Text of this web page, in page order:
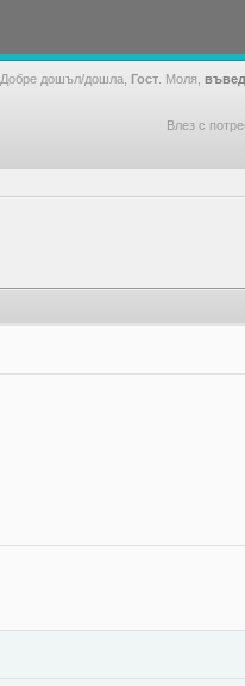
Добре дошъл/дошла, Гост . Моля,
Влез с